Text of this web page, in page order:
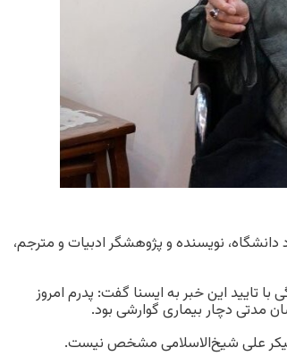
نویسنده و پژوهشگر ادبیات و مترجم،
تایید این خبر به ایسنا گفت: پدرم امروز
پیکر علی شیخ‌الاسلامی مشخص نیست.